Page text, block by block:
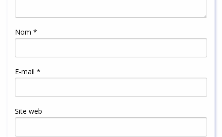
Nom *
E-mail *
Site web